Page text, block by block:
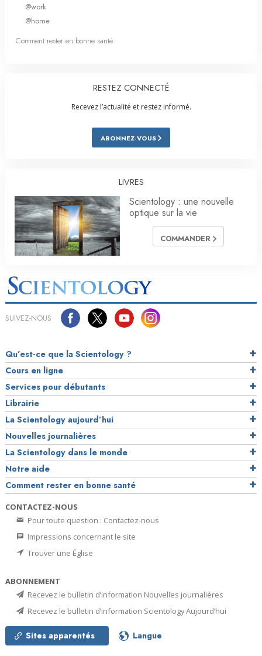
@work
@home
Comment rester en bonne santé
RESTEZ CONNECTÉ
Recevez l’actualité et restez informé.
ABONNEZ-VOUS
LIVRES
Scientology : une nouvelle
optique sur la vie
COMMANDER
SUIVEZ-NOUS
Qu’est-ce que la Scientology ?
Cours en ligne
Services pour débutants
Librairie
La Scientology aujourd’hui
Nouvelles journalières
La Scientology dans le monde
Notre aide
Comment rester en bonne santé
CONTACTEZ-NOUS
Pour toute question : Contactez-nous
Impressions concernant le site
Trouver une Église
ABONNEMENT
Recevez le bulletin d’information Nouvelles journalières
Recevez le bulletin d’information Scientology Aujourd’hui
Sites apparentés Langue